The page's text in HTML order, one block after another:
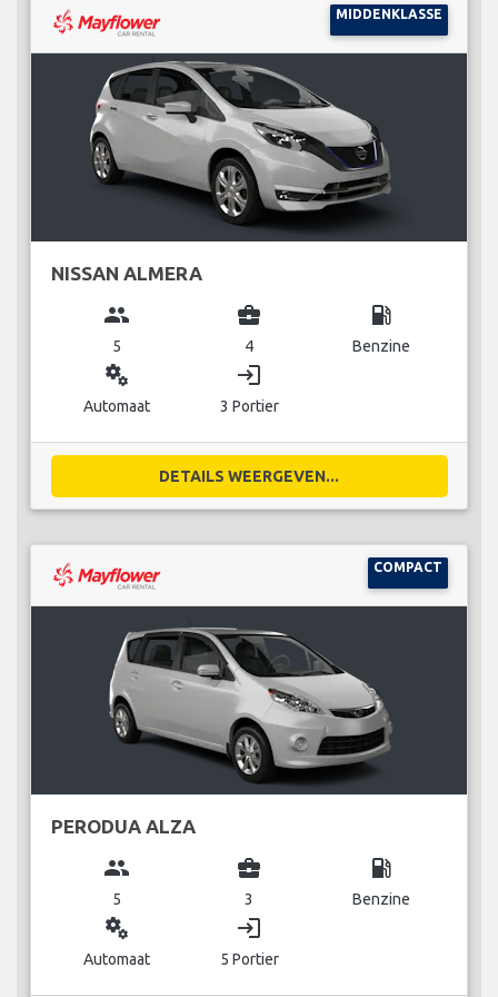
MIDDENKLASSE
NISSAN ALMERA
group
5
business_center
4
local_gas_station
Benzine
miscellaneous_services
Automaat
login
3 Portier
DETAILS WEERGEVEN...
COMPACT
PERODUA ALZA
group
5
business_center
3
local_gas_station
Benzine
miscellaneous_services
Automaat
login
5 Portier